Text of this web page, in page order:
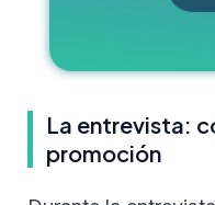
La entrevista:
promoción